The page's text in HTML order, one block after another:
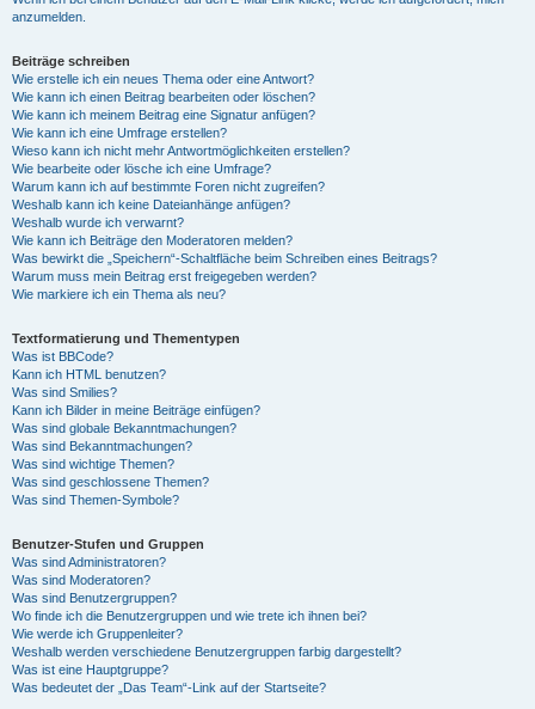
anzumelden.
Beiträge schreiben
Wie erstelle ich ein neues Thema oder eine Antwort?
Wie kann ich einen Beitrag bearbeiten oder löschen?
Wie kann ich meinem Beitrag eine Signatur anfügen?
Wie kann ich eine Umfrage erstellen?
Wieso kann ich nicht mehr Antwortmöglichkeiten erstellen?
Wie bearbeite oder lösche ich eine Umfrage?
Warum kann ich auf bestimmte Foren nicht zugreifen?
Weshalb kann ich keine Dateianhänge anfügen?
Weshalb wurde ich verwarnt?
Wie kann ich Beiträge den Moderatoren melden?
Was bewirkt die „Speichern“-Schaltfläche beim Schreiben eines Beitrags?
Warum muss mein Beitrag erst freigegeben werden?
Wie markiere ich ein Thema als neu?
Textformatierung und Thementypen
Was ist BBCode?
Kann ich HTML benutzen?
Was sind Smilies?
Kann ich Bilder in meine Beiträge einfügen?
Was sind globale Bekanntmachungen?
Was sind Bekanntmachungen?
Was sind wichtige Themen?
Was sind geschlossene Themen?
Was sind Themen-Symbole?
Benutzer-Stufen und Gruppen
Was sind Administratoren?
Was sind Moderatoren?
Was sind Benutzergruppen?
Wo finde ich die Benutzergruppen und wie trete ich ihnen bei?
Wie werde ich Gruppenleiter?
Weshalb werden verschiedene Benutzergruppen farbig dargestellt?
Was ist eine Hauptgruppe?
Was bedeutet der „Das Team“-Link auf der Startseite?